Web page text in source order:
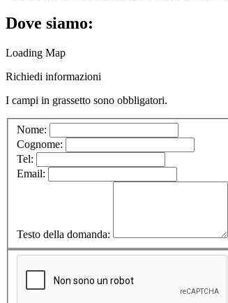
Dove siamo:
Loading Map
Richiedi informazioni
I campi in grassetto sono obbligatori.
Nome:
Cognome:
Tel:
Email:
Testo della domanda: